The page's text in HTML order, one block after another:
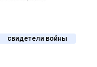
свидетели войны